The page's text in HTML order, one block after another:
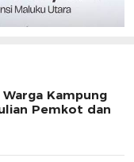
Kampung
Pemkot dan